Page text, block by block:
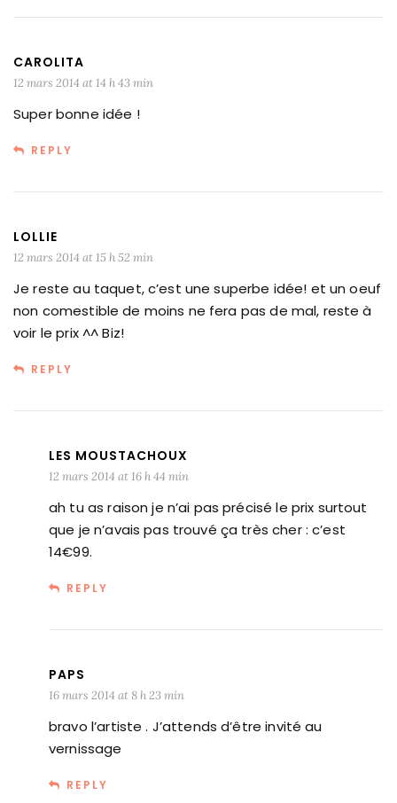
CAROLITA
12 mars 2014 at 14 h 43 min
Super bonne idée !
REPLY
LOLLIE
12 mars 2014 at 15 h 52 min
Je reste au taquet, c’est une superbe idée! et un oeuf
non comestible de moins ne fera pas de mal, reste à
voir le prix ^^ Biz!
REPLY
LES MOUSTACHOUX
12 mars 2014 at 16 h 44 min
ah tu as raison je n’ai pas précisé le prix surtout
que je n’avais pas trouvé ça très cher : c’est
14€99.
REPLY
PAPS
16 mars 2014 at 8 h 23 min
bravo l’artiste . J’attends d’être invité au
vernissage
REPLY